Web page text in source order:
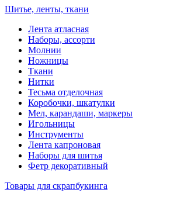
Шитье, ленты, ткани
Лента атласная
Наборы, ассорти
Молнии
Ножницы
Ткани
Нитки
Тесьма отделочная
Коробочки, шкатулки
Мел, карандаши, маркеры
Игольницы
Инструменты
Лента капроновая
Наборы для шитья
Фетр декоративный
Товары для скрапбукинга